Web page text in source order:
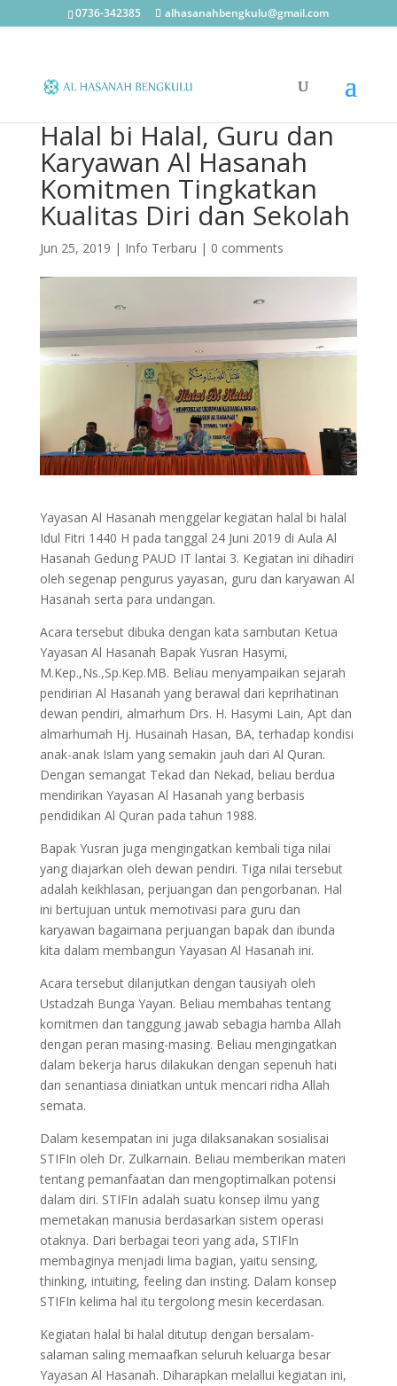
0736-342385 alhasanahbengkulu@gmail.com
Halal bi Halal, Guru dan
Karyawan Al Hasanah
Komitmen Tingkatkan
Kualitas Diri dan Sekolah
Jun 25, 2019 | Info Terbaru | 0 comments
Yayasan Al Hasanah menggelar kegiatan halal bi halal
Idul Fitri 1440 H pada tanggal 24 Juni 2019 di Aula Al
Hasanah Gedung PAUD IT lantai 3. Kegiatan ini dihadiri
oleh segenap pengurus yayasan, guru dan karyawan Al
Hasanah serta para undangan.
Acara tersebut dibuka dengan kata sambutan Ketua
Yayasan Al Hasanah Bapak Yusran Hasymi,
M.Kep.,Ns.,Sp.Kep.MB. Beliau menyampaikan sejarah
pendirian Al Hasanah yang berawal dari keprihatinan
dewan pendiri, almarhum Drs. H. Hasymi Lain, Apt dan
almarhumah Hj. Husainah Hasan, BA, terhadap kondisi
anak-anak Islam yang semakin jauh dari Al Quran.
Dengan semangat Tekad dan Nekad, beliau berdua
mendirikan Yayasan Al Hasanah yang berbasis
pendidikan Al Quran pada tahun 1988.
Bapak Yusran juga mengingatkan kembali tiga nilai
yang diajarkan oleh dewan pendiri. Tiga nilai tersebut
adalah keikhlasan, perjuangan dan pengorbanan. Hal
ini bertujuan untuk memotivasi para guru dan
karyawan bagaimana perjuangan bapak dan ibunda
kita dalam membangun Yayasan Al Hasanah ini.
Acara tersebut dilanjutkan dengan tausiyah oleh
Ustadzah Bunga Yayan. Beliau membahas tentang
komitmen dan tanggung jawab sebagia hamba Allah
dengan peran masing-masing. Beliau mengingatkan
dalam bekerja harus dilakukan dengan sepenuh hati
dan senantiasa diniatkan untuk mencari ridha Allah
semata.
Dalam kesempatan ini juga dilaksanakan sosialisai
STIFIn oleh Dr. Zulkarnain. Beliau memberikan materi
tentang pemanfaatan dan mengoptimalkan potensi
dalam diri. STIFIn adalah suatu konsep ilmu yang
memetakan manusia berdasarkan sistem operasi
otaknya. Dari berbagai teori yang ada, STIFIn
membaginya menjadi lima bagian, yaitu sensing,
thinking, intuiting, feeling dan insting. Dalam konsep
STIFIn kelima hal itu tergolong mesin kecerdasan.
Kegiatan halal bi halal ditutup dengan bersalam-
salaman saling memaafkan seluruh keluarga besar
Yayasan Al Hasanah. Diharapkan melallui kegiatan ini,